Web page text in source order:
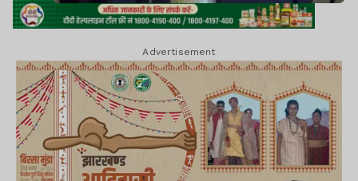
Advertisement